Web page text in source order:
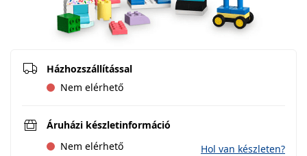
Házhozszállítással
Nem elérhető
Áruházi készletinformáció
Nem elérhető
Hol van készleten?